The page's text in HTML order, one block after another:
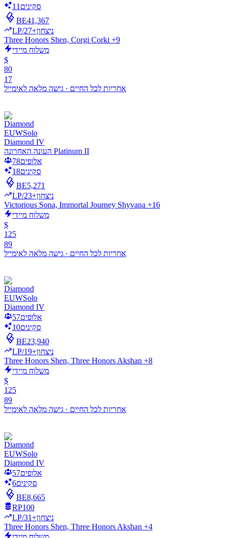
סקינים 11
BE41,367
LP/ניצחון+27
Three Honors Shen, Corgi Corki +9
משלוח מיידי
$
80
17
אחריות לכל החיים · גישה מלאה לאימייל
EUWSolo
Diamond IV
העונה האחרונה Platinum II
אלופים78
סקינים18
BE5,271
LP/ניצחון+23
Victorious Sona, Immortal Journey Shyvana +16
משלוח מיידי
$
125
89
אחריות לכל החיים · גישה מלאה לאימייל
EUWSolo
Diamond IV
אלופים57
סקינים10
BE23,940
LP/ניצחון+19
Three Honors Shen, Three Honors Akshan +8
משלוח מיידי
$
125
89
אחריות לכל החיים · גישה מלאה לאימייל
EUWSolo
Diamond IV
אלופים57
סקינים6
BE8,665
RP100
LP/ניצחון+31
Three Honors Shen, Three Honors Akshan +4